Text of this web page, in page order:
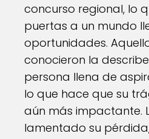
concurso regional, lo
puertas a un mundo
oportunidades.
conocieron la
persona llena de
lo que hace que su
aún más impactante.
lamentado su